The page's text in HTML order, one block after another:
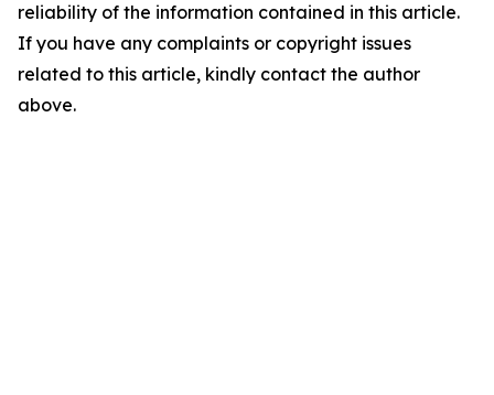
reliability of the information contained in this article.
If you have any complaints or copyright issues
related to this article, kindly contact the author
above.